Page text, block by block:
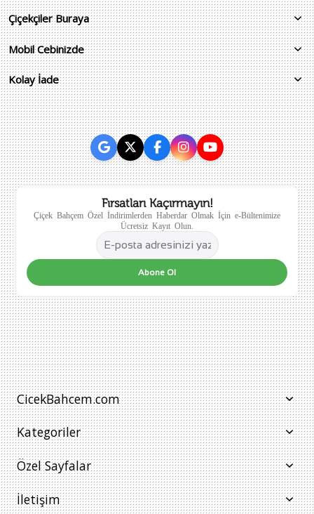
Çiçekçiler Buraya
Mobil Cebinizde
Kolay İade
Fırsatları Kaçırmayın!
Çiçek Bahçem Özel İndirimlerden Haberdar Olmak İçin e-Bültenimize
Ücretsiz Kayıt Olun.
Abone Ol
CicekBahcem.com
Kategoriler
Özel Sayfalar
İletişim